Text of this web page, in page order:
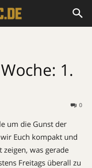
1.
0
um die Gunst der
Euch kompakt und
was gerade
Freitags überall zu